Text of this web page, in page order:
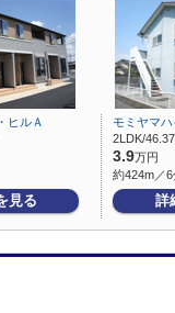
ヒルＡ
見る
モミヤマハ
2LDK/
3.9万円
約424m／6
詳